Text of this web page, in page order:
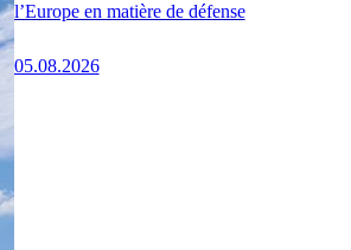
l’Europe en matière de défense
05.08.2026